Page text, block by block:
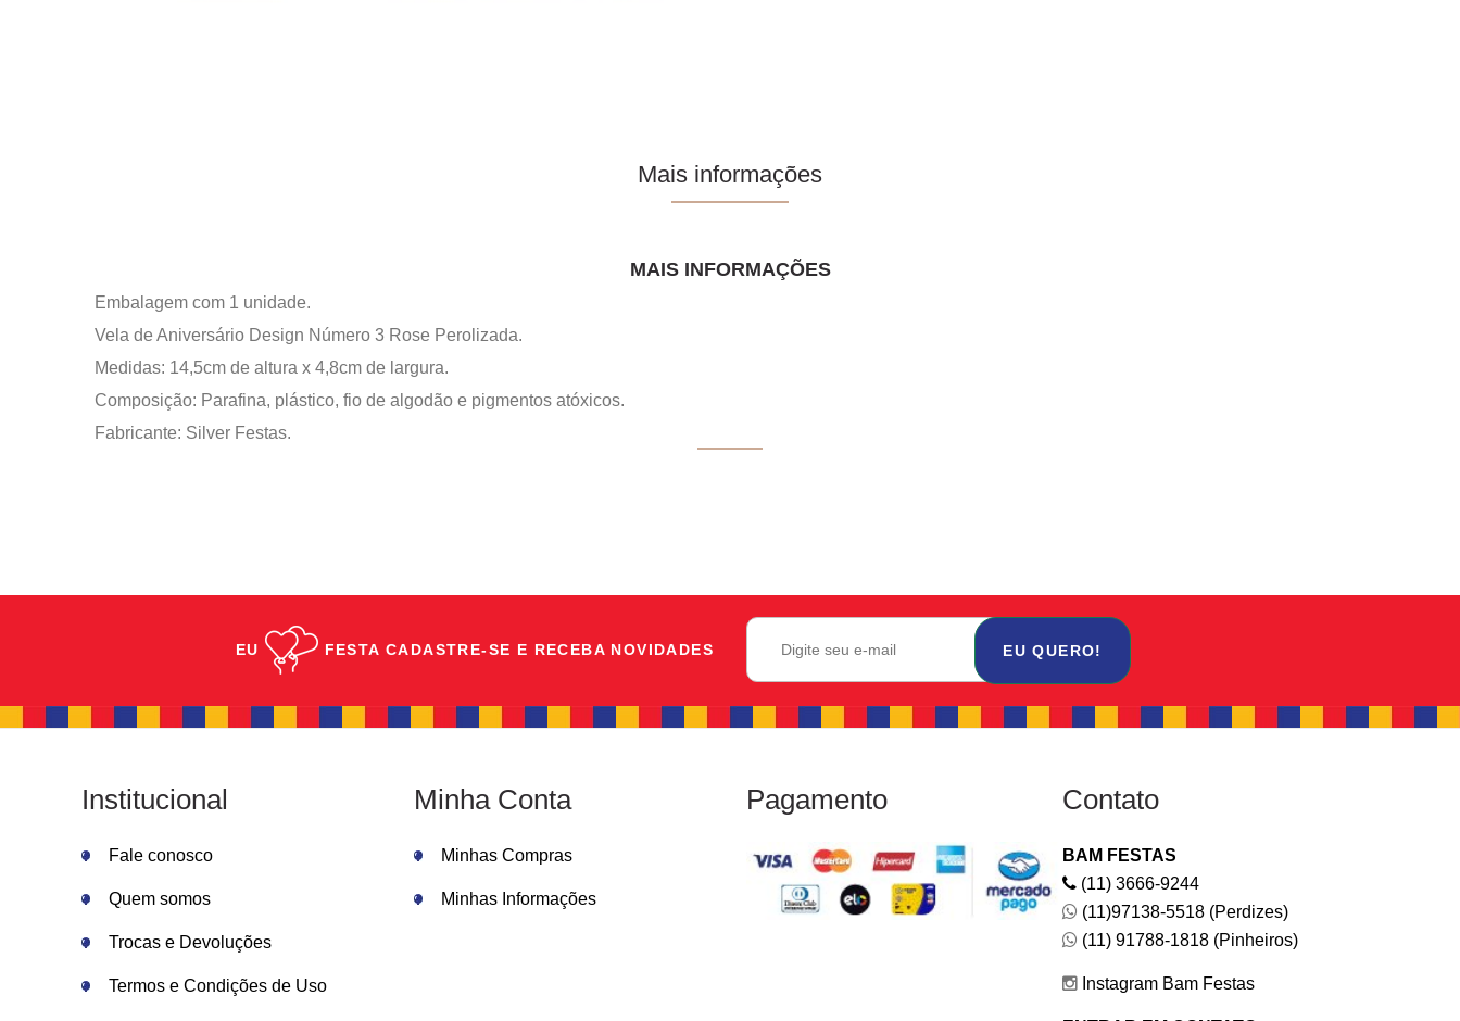
Mais informações
MAIS INFORMAÇÕES
Embalagem com 1 unidade.
Vela de Aniversário Design Número 3 Rose Perolizada.
Medidas: 14,5cm de altura x 4,8cm de largura.
Composição: Parafina, plástico, fio de algodão e pigmentos atóxicos.
Fabricante: Silver Festas.
EU FESTA CADASTRE-SE E RECEBA NOVIDADES EU QUERO!
Institucional
Fale conosco
Quem somos
Trocas e Devoluções
Termos e Condições de Uso
Minha Conta
Minhas Compras
Minhas Informações
Pagamento Contato
BAM FESTAS
(11) 3666-9244
(11)97138-5518 (Perdizes)
(11) 91788-1818 (Pinheiros)
Instagram Bam Festas